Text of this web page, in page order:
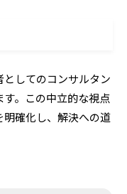
してのコンサルタン
す。この中立的な視点
確化し、解決への道